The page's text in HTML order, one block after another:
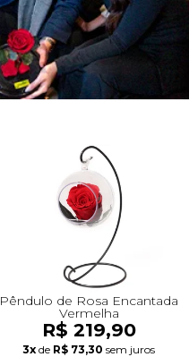
Pêndulo de Rosa Encantada
Vermelha
R$ 219,90
3x de R$ 73,30 sem juros